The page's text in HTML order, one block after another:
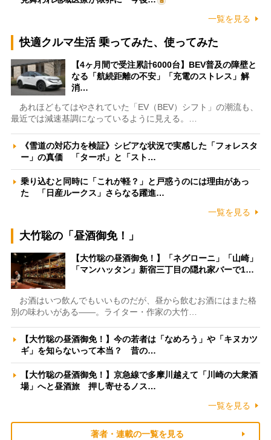
一覧を見る
快適クルマ生活 乗ってみた、使ってみた
【4ヶ月間で受注累計6000台】BEV普及の障壁と
なる「航続距離の不安」「充電のストレス」解
消…
あれほどもてはやされていた「EV（BEV）シフト」の潮流も、
最近では減速基調になっているように見える。…
《雪道の対応力を検証》シビアな状況で実感した「フォレスタ
ー」の真価 「ターボ」と「スト…
乗り込むと同時に「これが軽？」と戸惑うのには理由があっ
た 「日産ルークス」さらなる躍進…
一覧を見る
大竹聡の「昼酒御免！」
【大竹聡の昼酒御免！】「ネグローニ」「山崎」
「マンハッタン」新宿三丁目の隠れ家バーで1…
お酒はいつ飲んでもいいものだが、昼から飲むお酒にはまた格
別の味わいがある――。ライター・作家の大竹…
【大竹聡の昼酒御免！】今の若者は「なめろう」や「キヌカツ
ギ」を知らないって本当？ 昔の…
【大竹聡の昼酒御免！】京急線で多摩川越えて「川崎の大衆酒
場」へと昼酒旅 押し寄せるノス…
一覧を見る
著者・連載の一覧を見る